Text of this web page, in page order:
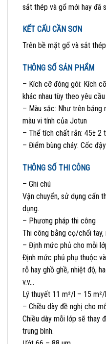
sắt thép và gổ mới hay đã
KẾT CẤU CẦN SƠN
Trên bề mặt gổ và sắt thép
THÔNG SỐ SẢN PHẨM
– Kích cỡ đóng gói: Kích
khác nhau tùy theo yêu
– Màu sắc: Như trên bảng
màu vi tính của Jotun
– Thể tích chất rắn: 45± 2
– Điểm bùng cháy: Cốc
THÔNG SỐ THI CÔNG
– Ghi chú
Vận chuyển, sử dụng cẩn
dụng.
– Phương pháp thi công
Thi công bằng cọ/chổi
– Định mức phủ cho mỗi
Định mức phủ phụ thuộc
rỗ hay ghồ ghề, nhiệt độ,
v.v…
Lý thuyết 11 m²/l – 15 m²/l
– Chiều dày đề nghị cho
Chiều dày mỗi lớp sẽ thay
trung bình.